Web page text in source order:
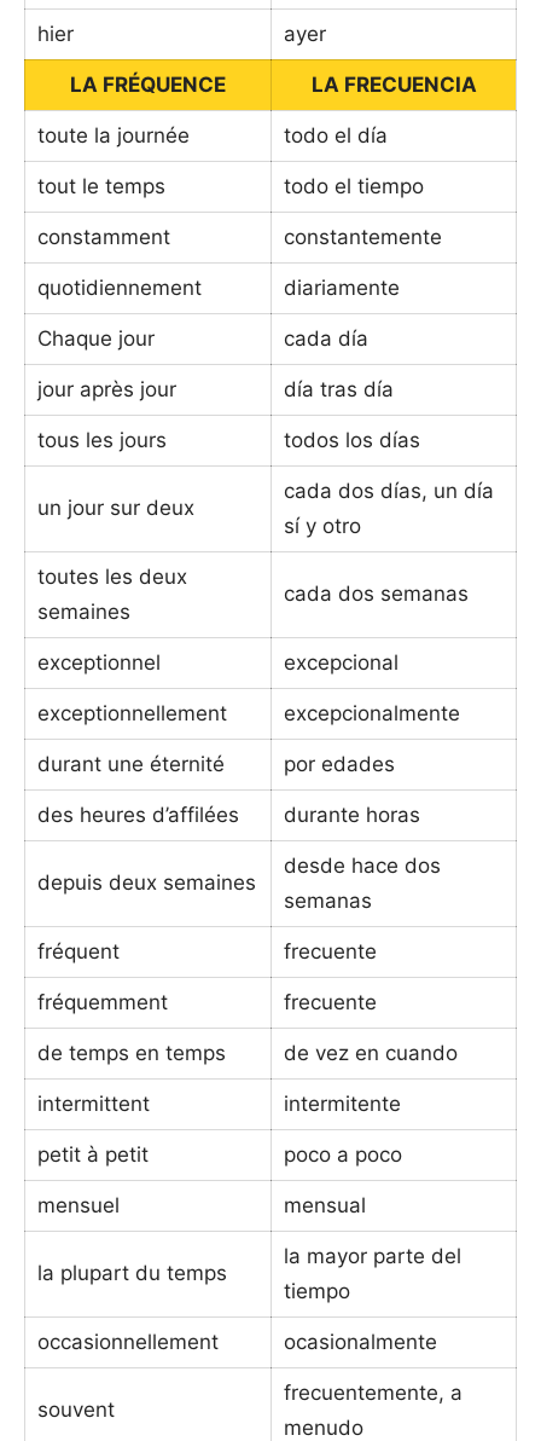
hier ayer
LA FRÉQUENCE LA FRECUENCIA
toute la journée todo el día
tout le temps todo el tiempo
constamment constantemente
quotidiennement diariamente
Chaque jour cada día
jour après jour día tras día
tous les jours todos los días
un jour sur deux
cada dos días, un día
sí y otro
toutes les deux
semaines
cada dos semanas
exceptionnel excepcional
exceptionnellement excepcionalmente
durant une éternité por edades
des heures d’affilées durante horas
depuis deux semaines
desde hace dos
semanas
fréquent frecuente
fréquemment frecuente
de temps en temps de vez en cuando
intermittent intermitente
petit à petit poco a poco
mensuel mensual
la plupart du temps
la mayor parte del
tiempo
occasionnellement ocasionalmente
souvent
frecuentemente, a
menudo